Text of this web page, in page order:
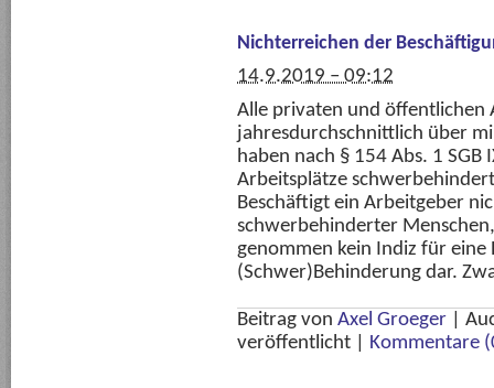
Nichterreichen der
14.9.2019 – 09:12
Alle privaten und öffentlichen
jahresdurchschnittlich über
haben nach § 154 Abs. 1
Arbeitsplätze
Beschäftigt ein Arbeitgeber
schwerbehinderter
genommen kein Indiz für
(Schwer)Behinderung dar.
Beitrag von Axel Groeger
veröffentlicht
Kommentare